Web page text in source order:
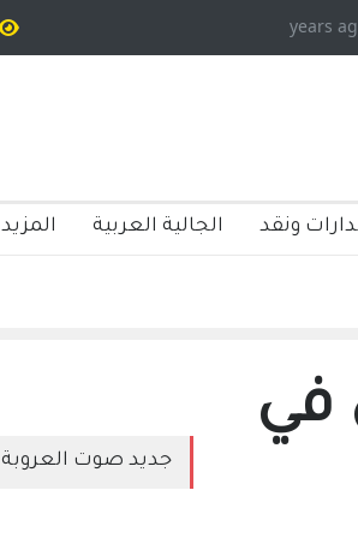
– الولايات المتحدة
ونقد الجالية العربية المزيد
في
جديد صوت العروبة